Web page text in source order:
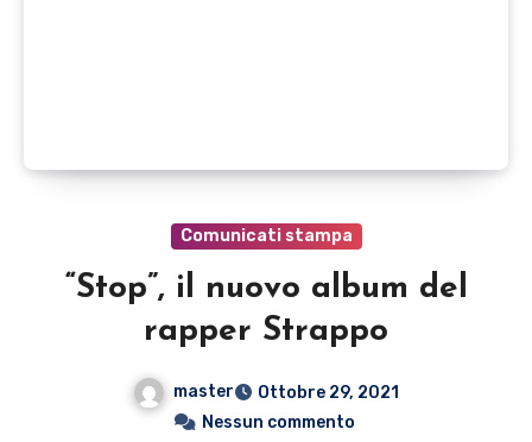
Comunicati stampa
“Stop”, il nuovo album del
rapper Strappo
master
Ottobre 29, 2021
Nessun commento